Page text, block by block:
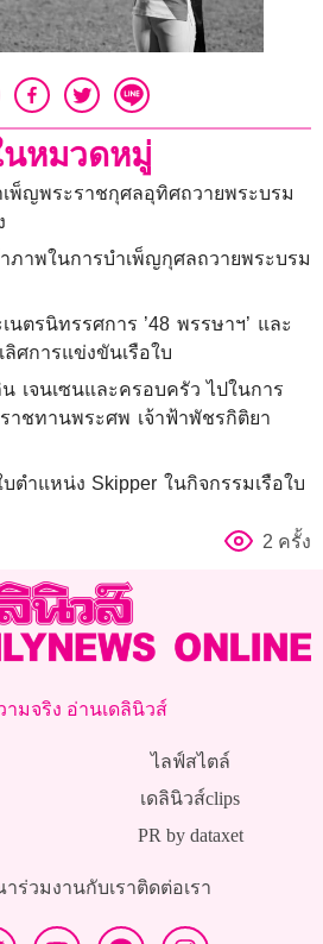
หมวดหมู่
พ็ญพระราชกุศลอุทิศถวายพระบรม
าภาพในการบำเพ็ญกุศลถวายพระบรม
นตรนิทรรศการ ’48 พรรษาฯ’ และ
ศการแข่งขันเรือใบ
เจนเซนและครอบครัว ไปในการ
าชทานพระศพ เจ้าฟ้าพัชรกิติยา
บตำแหน่ง Skipper ในกิจกรรมเรือใบ
2 ครั้ง
ามจริง อ่านเดลินิวส์
ไลฟ์สไตล์
เดลินิวส์clips
PR by dataxet
าร่วมงานกับเราติดต่อเรา